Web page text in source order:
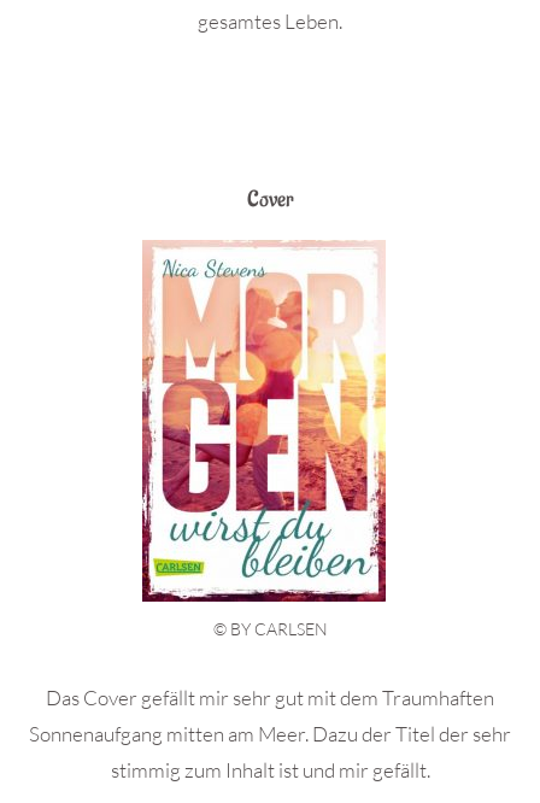
gesamtes Leben.
Cover
© BY CARLSEN
Das Cover gefällt mir sehr gut mit dem Traumhaften
Sonnenaufgang mitten am Meer. Dazu der Titel der sehr
stimmig zum Inhalt ist und mir gefällt.